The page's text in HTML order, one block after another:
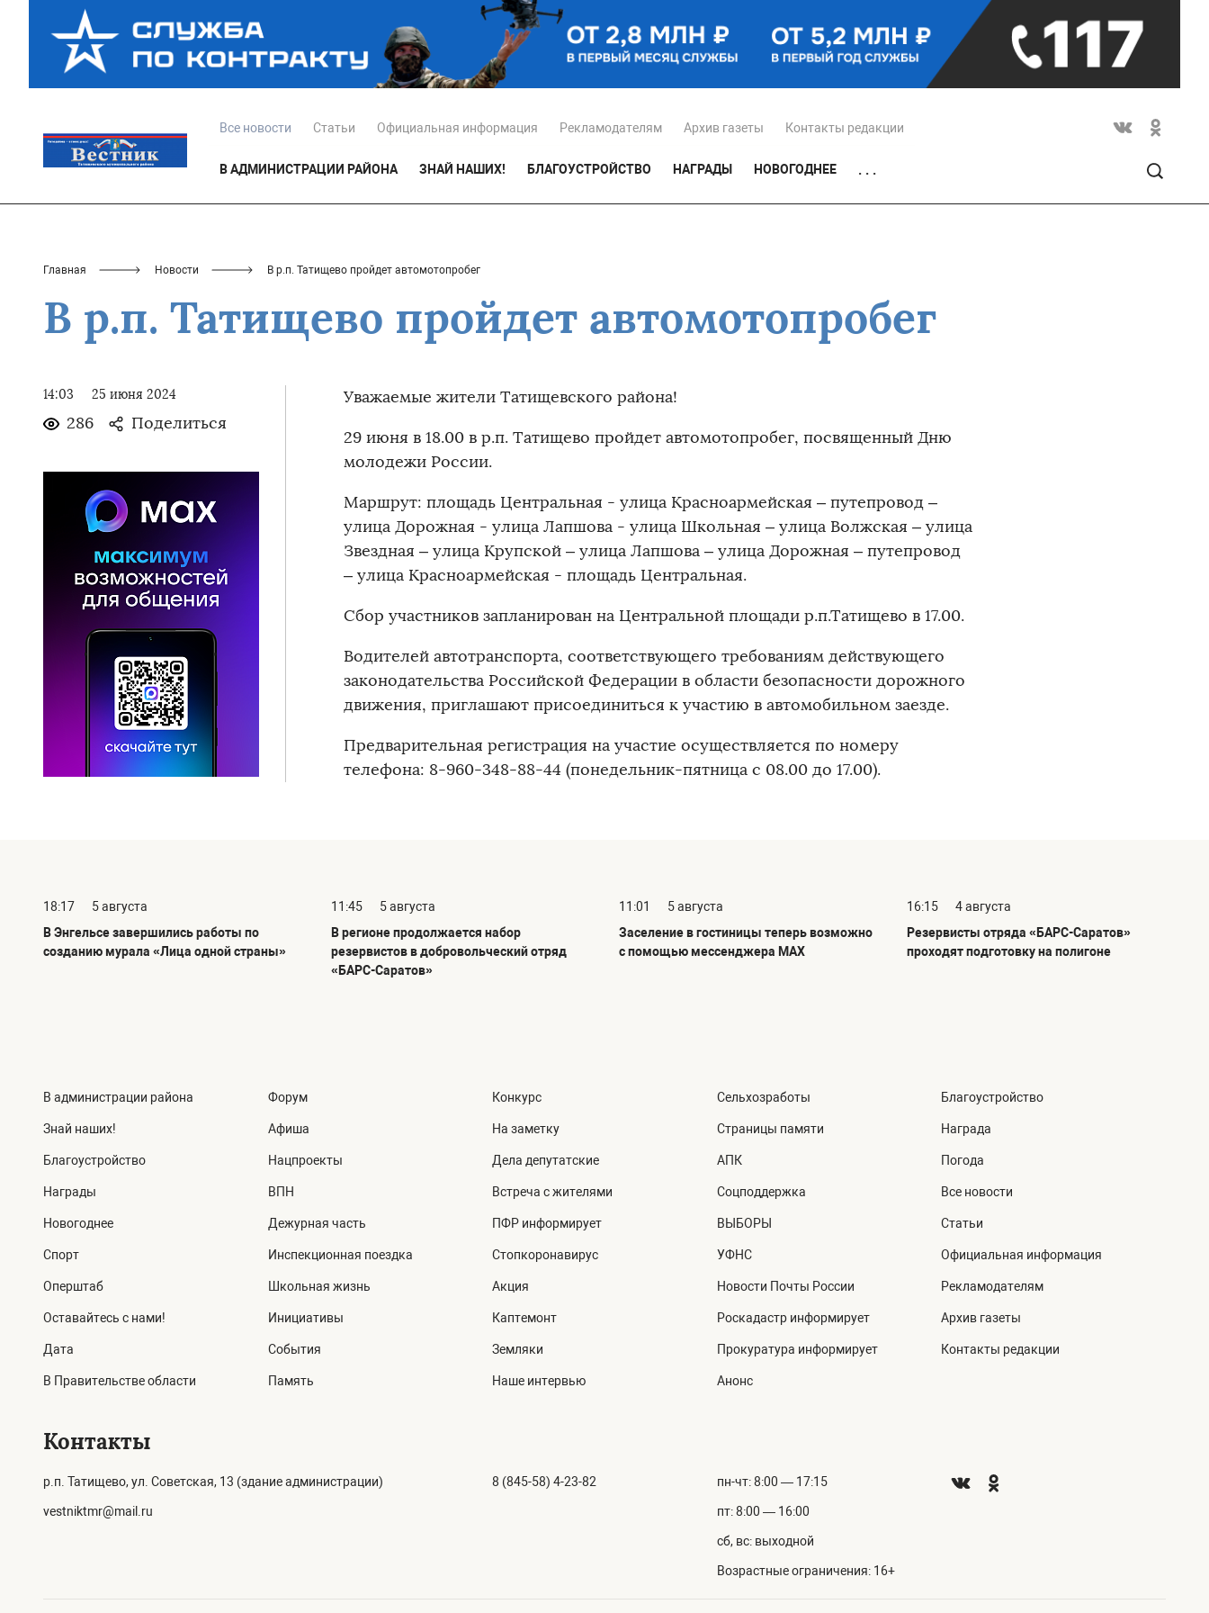
Все новости Статьи Официальная информация Рекламодателям Архив газеты Контакты редакции
В АДМИНИСТРАЦИИ РАЙОНА ЗНАЙ НАШИХ! БЛАГОУСТРОЙСТВО НАГРАДЫ НОВОГОДНЕЕ . . .
Главная Новости В р.п. Татищево пройдет автомотопробег
В р.п. Татищево пройдет автомотопробег
14:03 25 июня 2024
286 Поделиться
Уважаемые жители Татищевского района!
29 июня в 18.00 в р.п. Татищево пройдет автомотопробег, посвященный Дню
молодежи России.
Маршрут: площадь Центральная - улица Красноармейская – путепровод –
улица Дорожная - улица Лапшова - улица Школьная – улица Волжская – улица
Звездная – улица Крупской – улица Лапшова – улица Дорожная – путепровод
– улица Красноармейская - площадь Центральная.
Сбор участников запланирован на Центральной площади р.п.Татищево в 17.00.
Водителей автотранспорта, соответствующего требованиям действующего
законодательства Российской Федерации в области безопасности дорожного
движения, приглашают присоединиться к участию в автомобильном заезде.
Предварительная регистрация на участие осуществляется по номеру
телефона: 8-960-348-88-44 (понедельник-пятница с 08.00 до 17.00).
18:17
5 августа
В Энгельсе завершились работы по
созданию мурала «Лица одной страны»
11:45
5 августа
В регионе продолжается набор
резервистов в добровольческий отряд
«БАРС-Саратов»
11:01
5 августа
Заселение в гостиницы теперь возможно
с помощью мессенджера MAX
16:15
4 августа
Резервисты отряда «БАРС-Саратов»
проходят подготовку на полигоне
В администрации района
Знай наших!
Благоустройство
Награды
Новогоднее
Спорт
Оперштаб
Оставайтесь с нами!
Дата
В Правительстве области
Форум
Афиша
Нацпроекты
ВПН
Дежурная часть
Инспекционная поездка
Школьная жизнь
Инициативы
События
Память
Конкурс
На заметку
Дела депутатские
Встреча с жителями
ПФР информирует
Стопкоронавирус
Акция
Каптемонт
Земляки
Наше интервью
Сельхозработы
Страницы памяти
АПК
Соцподдержка
ВЫБОРЫ
УФНС
Новости Почты России
Роскадастр информирует
Прокуратура информирует
Анонс
Благоустройство
Награда
Погода
Все новости
Статьи
Официальная информация
Рекламодателям
Архив газеты
Контакты редакции
Контакты
р.п. Татищево, ул. Советская, 13 (здание администрации)
vestniktmr@mail.ru
8 (845-58) 4-23-82 пн-чт: 8:00 — 17:15
пт: 8:00 — 16:00
сб, вс: выходной
Возрастные ограничения: 16+